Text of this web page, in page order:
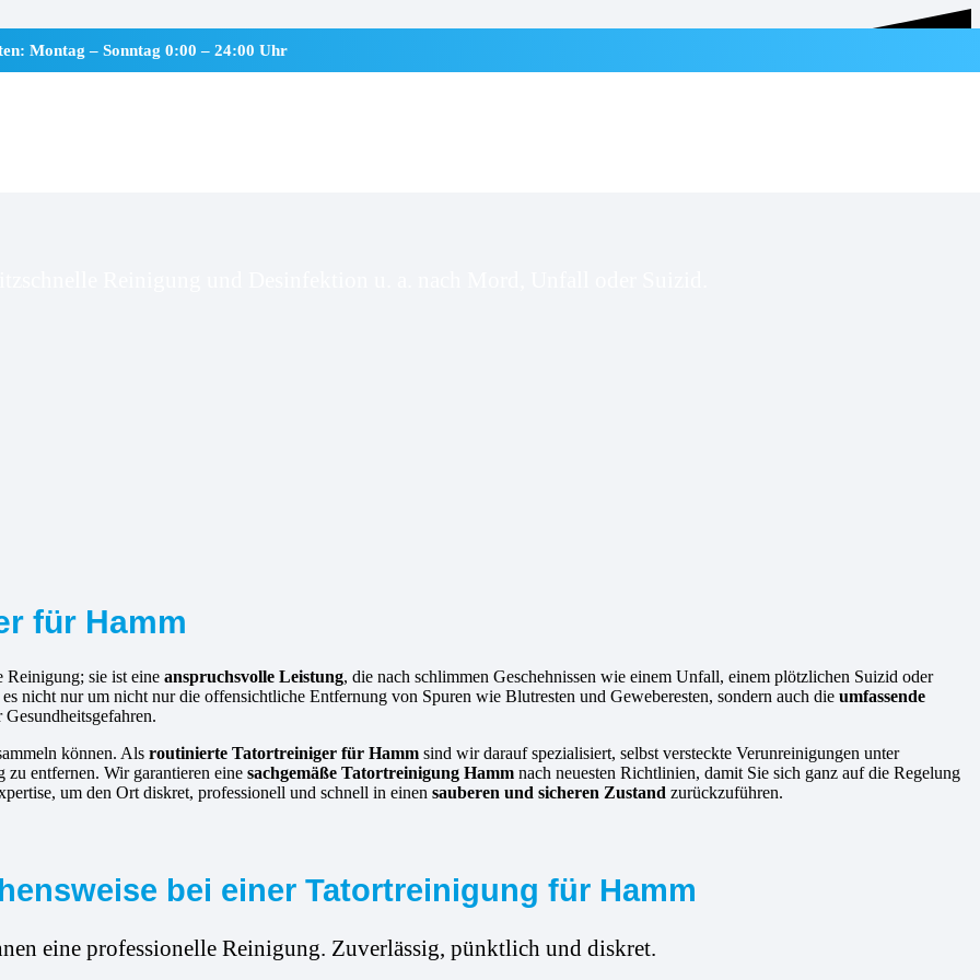
Montag – Sonntag 0:00 – 24:00 Uhr
Reinigung und Desinfektion u. a. nach Mord, Unfall oder Suizid.
für Hamm
sie ist eine anspruchsvolle Leistung, die nach schlimmen Geschehnissen wie einem Unfall, einem plötzlichen Suizid oder
nicht nur um nicht nur die offensichtliche Entfernung von Spuren wie Blutresten und Geweberesten, sondern auch die umfassende
können. Als routinierte Tatortreiniger für Hamm sind wir darauf spezialisiert, selbst versteckte Verunreinigungen unter
zu entfernen. Wir garantieren eine sachgemäße Tatortreinigung Hamm nach neuesten Richtlinien, damit Sie sich ganz auf die Regelung
um den Ort diskret, professionell und schnell in einen sauberen und sicheren Zustand zurückzuführen.
bei einer Tatortreinigung für Hamm
eine professionelle Reinigung. Zuverlässig, pünktlich und diskret.